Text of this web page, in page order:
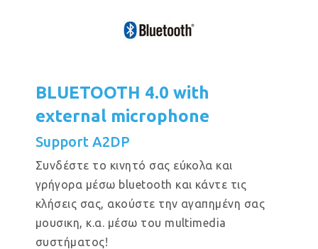
BLUETOOTH 4.0 with
external microphone
Support A2DP
Συνδέστε το κινητό σας εύκολα και
γρήγορα μέσω bluetooth και κάντε τις
κλήσεις σας, ακούστε την αγαπημένη σας
μουσικη, κ.α. μέσω του multimedia
συστήματος!